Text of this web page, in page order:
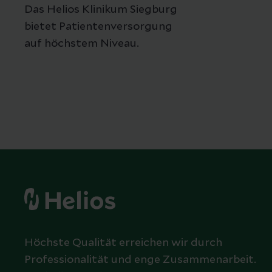
Das Helios Klinikum Siegburg
bietet Patientenversorgung
auf höchstem Niveau.
Höchste Qualität erreichen wir durch
Professionalität und enge Zusammenarbeit.